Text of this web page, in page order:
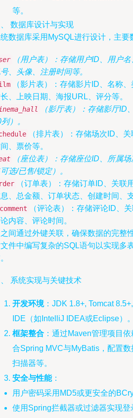
等。
数据库设计与实现
数据库采用MySQL进行设计，主要
（用户表）：存储用户ID、用户
、头像、注册时间等。
（影片表）：存储影片ID、名称
、上映日期、海报URL、评分等。
（影厅表）：存储影厅ID
）。
（排片表）：存储场次ID、
、票价等。
（座位表）：存储座位ID、所属
选/已售/锁定）。
（订单表）：存储订单ID、关联
、总金额、订单状态、创建时间、
comment
（评论表）：存储评论ID、
内容、评论时间。
间通过外键关联，确保数据的完整
件中编写复杂的SQL语句以实现多
系统实现与关键技术
开发环境：JDK 1.8+, Tomcat
IDE（如IntelliJ IDEA或Eclipse）。
框架整合 ：通过Maven管理项目
合Spring MVC与MyBatis，配置
扫描器等。
安全与性能：
用户密码采用MD5或更安全的
使用Spring拦截器或过滤器实现